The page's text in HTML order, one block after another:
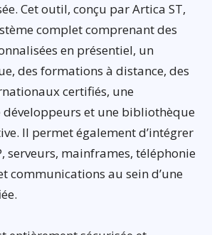
Cet outil, conçu par Artica ST,
complet comprenant des
en présentiel, un
des formations à distance, des
certifiés, une
et une bibliothèque
Il permet également d’intégrer
serveurs, mainframes, téléphonie
communications au sein d’une